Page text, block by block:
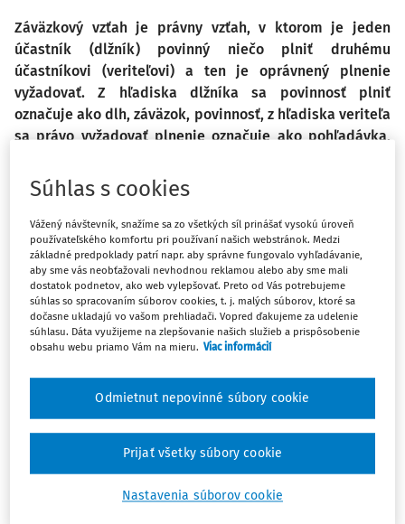
Záväzkový vzťah je právny vzťah, v ktorom je jeden
účastník (dlžník) povinný niečo plniť druhému
účastníkovi (veriteľovi) a ten je oprávnený plnenie
vyžadovať. Z hľadiska dlžníka sa povinnosť plniť
označuje ako dlh, záväzok, povinnosť, z hľadiska veriteľa
sa právo vyžadovať plnenie označuje ako pohľadávka,
vzťahov na daň z príjmov na strane veriteľa aj na strane
dlžníka. Aké sú dopady neuhradených záväzkov na
základ dane z príjmov u dlžníka, vysvetľujeme v tomto
článku.
Zákon č. 595/2003 Z.z. o dani z príjmov v z. n. p. (ďalej len "ZDP") vplyv
neuhradených záväzkov na základ dane upravuje v § 17 ods. 27
Uvedené ustanovenie vyžaduje, aby daňovník v stanovených
záväzku, to znamená, aby sumu neuhradeného záväzku zdanil.
Následne, po splatení alebo odpise takto zdanených záväzkov, má
základ dane znížiť. Vyplýva to
z § 17 ods. 32 ZDP.
Prečo zdaňovať záväzky
Súhlas s cookies
Vážený návštevník, snažíme sa zo všetkých síl prinášať vysokú úroveň
používateľského komfortu pri používaní našich webstránok. Medzi
základné predpoklady patrí napr. aby správne fungovalo vyhľadávanie,
aby sme vás neobťažovali nevhodnou reklamou alebo aby sme mali
dostatok podnetov, ako web vylepšovať. Preto od Vás potrebujeme
súhlas so spracovaním súborov cookies, t. j. malých súborov, ktoré sa
dočasne ukladajú vo vašom prehliadači. Vopred ďakujeme za udelenie
súhlasu. Dáta využijeme na zlepšovanie našich služieb a prispôsobenie
obsahu webu priamo Vám na mieru. Viac informácií
Nastavenia súborov cookie
Odmietnut nepovinné súbory cookie
Prijať všetky súbory cookie